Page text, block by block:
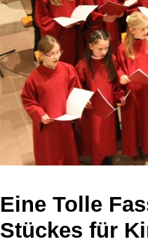
Eine Tolle
Stückes für